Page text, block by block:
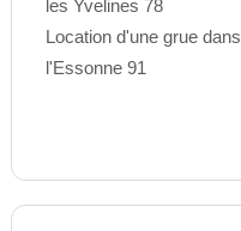
les Yvelines 78
Location d'une grue dans
l'Essonne 91